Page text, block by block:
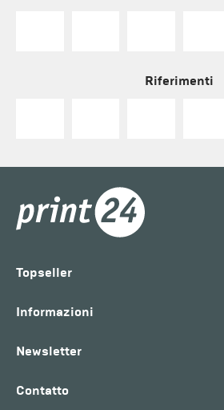
Riferimenti
Topseller
Informazioni
Newsletter
Contatto